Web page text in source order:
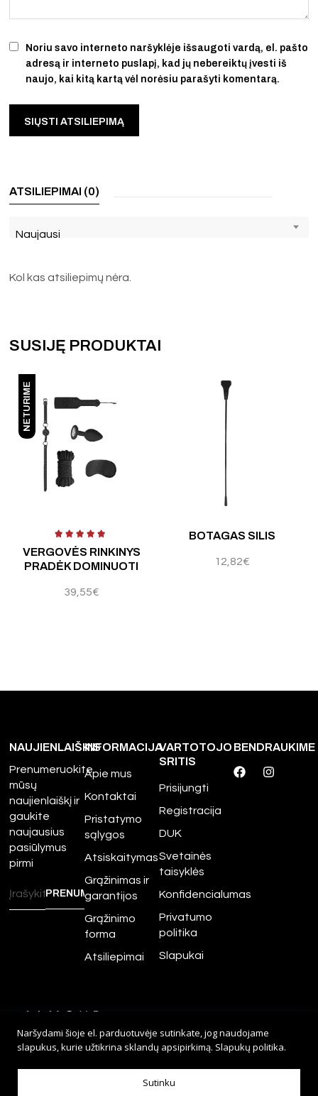
Noriu savo interneto naršyklėje išsaugoti vardą, el. pašto
adresą ir interneto puslapį, kad jų nebereiktų įvesti iš
naujo, kai kitą kartą vėl norėsiu parašyti komentarą.
ATSILIEPIMAI (0)
Naujausi
Kol kas atsiliepimų nėra.
SUSIJĘ PRODUKTAI
NETURIME
VERGOVĖS RINKINYS
PRADĖK DOMINUOTI
39,55€
BOTAGAS SILIS
12,82€
Įvertinimas:5.00 Įvertinimas:4.25
NAUJIENLAIŠKIS
Prenumeruokite
mūsų
naujienlaiškį ir
gaukite
naujausius
pasiūlymus
pirmi
INFORMACIJA
Apie mus
Kontaktai
Pristatymo
sąlygos
Atsiskaitymas
Grąžinimas ir
garantijos
Grąžinimo
forma
Atsiliepimai
VARTOTOJO
SRITIS
Prisijungti
Registracija
DUK
Svetainės
taisyklės
Konfidencialumas
Privatumo
politika
Slapukai
BENDRAUKIME
teisės saugomos.
Sprendimas:Adveits
Naršydami šioje el. parduotuvėje sutinkate, jog naudojame
slapukus, kurie užtikrina sklandų apsipirkimą. Slapukų politika.
Sutinku